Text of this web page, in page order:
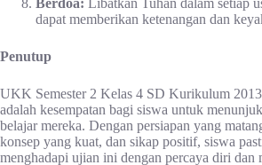
Berdoa: Libatkan Tuhan dalam setiap
dapat memberikan ketenangan dan
Penutup
UKK Semester 2 Kelas 4 SD Kurikulum
adalah kesempatan bagi siswa untuk
belajar mereka. Dengan persiapan yang
konsep yang kuat, dan sikap positif, siswa
menghadapi ujian ini dengan percaya diri dan